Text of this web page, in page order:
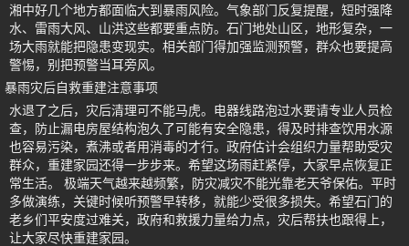
湘中好几个地方都面临大到暴雨风险。气象部门反复提醒，短时强降
水、雷雨大风、山洪这些都要重点防。石门地处山区，地形复杂，一
场大雨就能把隐患变现实。相关部门得加强监测预警，群众也要提高
警惕，别把预警当耳旁风。
暴雨灾后自救重建注意事项
水退了之后，灾后清理可不能马虎。电器线路泡过水要请专业人员检
查，防止漏电房屋结构泡久了可能有安全隐患，得及时排查饮用水源
也容易污染，煮沸或者用消毒的才行。政府估计会组织力量帮助受灾
群众，重建家园还得一步步来。希望这场雨赶紧停，大家早点恢复正
常生活。 极端天气越来越频繁，防灾减灾不能光靠老天爷保佑。平时
多做演练，关键时候听预警早转移，就能少受很多损失。希望石门的
老乡们平安度过难关，政府和救援力量给力点，灾后帮扶也跟得上，
让大家尽快重建家园。